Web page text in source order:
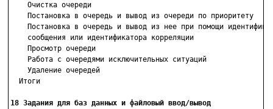
    Очистка очереди
    Постановка в очередь и вывод из очереди по приоритету
Постановка в очередь и вывод из нее при помощи
    сообщения или идентификатора корреляции
    Просмотр очереди
    Работа с очередями исключительных ситуаций
    Удаление очередей
  Итоги
18 Задания для баз данных и файловый ввод/вывод